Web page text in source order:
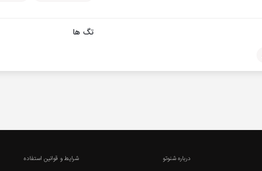
تگ ها
درباره شنوتو
شرایط و قوانین استفاده